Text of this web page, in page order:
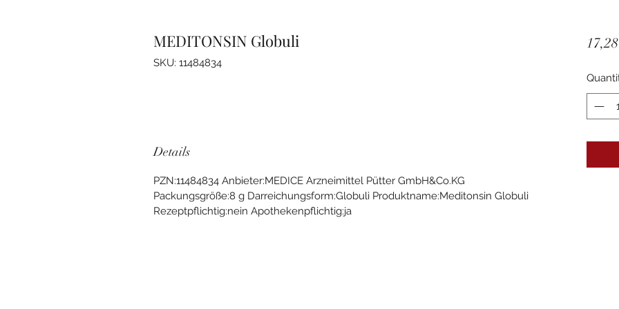
MEDITONSIN Globuli
SKU: 11484834
Details
PZN:11484834 Anbieter:MEDICE Arzneimittel Pütter GmbH&Co.KG
Packungsgröße:8 g Darreichungsform:Globuli Produktname:Meditonsin Globuli
Rezeptpflichtig:nein Apothekenpflichtig:ja